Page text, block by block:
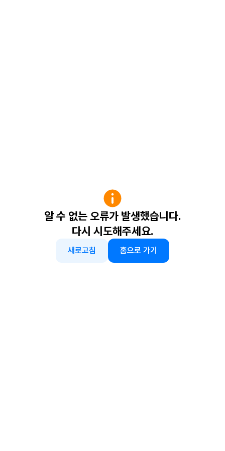
알 수 없는 오류가 발생했습니다.
다시 시도해주세요.
새로고침 홈으로 가기